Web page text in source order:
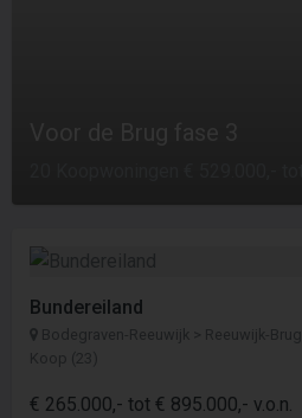
Bundereiland
Bodegraven-Reeuwijk > Reeuwijk-Brug
Koop (23)
€ 265.000,- tot € 895.000,- v.o.n.